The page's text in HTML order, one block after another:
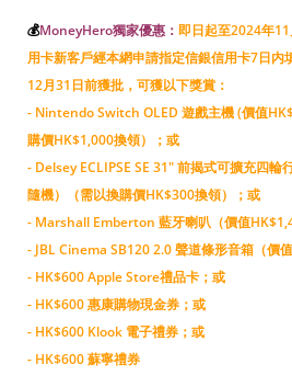
💰MoneyHero獨家優惠： 即日起至2024年
用卡新客戶經本網申請指定信銀信用卡7日
12月31日前獲批，可獲以下獎賞：
- Nintendo Switch OLED 遊戲主機 (價值
購價HK$1,000換領）；或
- Delsey ECLIPSE SE 31" 前揭式可擴充四
隨機）（需以換購價HK$300換領）；或
- Marshall Emberton 藍牙喇叭（價值
- JBL Cinema SB120 2.0 聲道條形音箱（價
- HK$600 Apple Store禮品卡；或
- HK$600 惠康購物現金券；或
- HK$600 Klook 電子禮券；或
- HK$600 蘇寧禮券